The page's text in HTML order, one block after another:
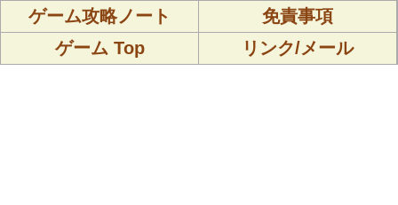
ゲーム攻略ノート
免責事項
ゲーム Top
リンク/メール